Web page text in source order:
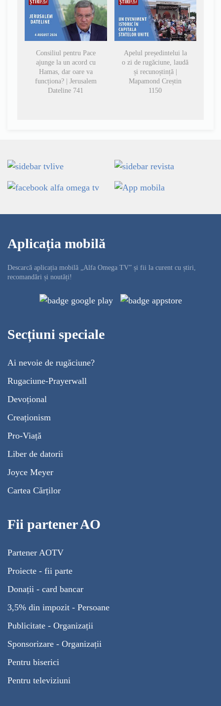
Consiliul pentru Pace
ajunge la un acord cu
Hamas, dar oare va
funcționa? | Jerusalem
Dateline 741
Apelul președintelui la
o zi de rugăciune, laudă
și recunoștință |
Mapamond Creștin
1150
Aplicația mobilă
Descarcă aplicația mobilă „Alfa Omega TV” și fii la curent cu știri,
recomandări și noutăți!
Secțiuni speciale
Ai nevoie de rugăciune?
Rugaciune-Prayerwall
Devoțional
Creaționism
Pro-Viață
Liber de datorii
Joyce Meyer
Cartea Cărților
Fii partener AO
Partener AOTV
Proiecte - fii parte
Donații - card bancar
3,5% din impozit - Persoane
Publicitate - Organizații
Sponsorizare - Organizații
Pentru biserici
Pentru televiziuni